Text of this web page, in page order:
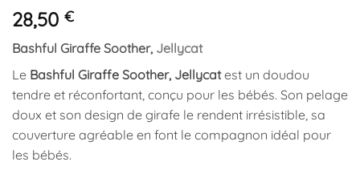
28,50 €
Bashful Giraffe Soother, Jellycat
Le Bashful Giraffe Soother, Jellycatest un doudou
tendre et réconfortant, conçu pour les bébés. Son pelage
doux et son design de girafe le rendent irrésistible, sa
couverture agréable en font le compagnon idéal pour
les bébés.